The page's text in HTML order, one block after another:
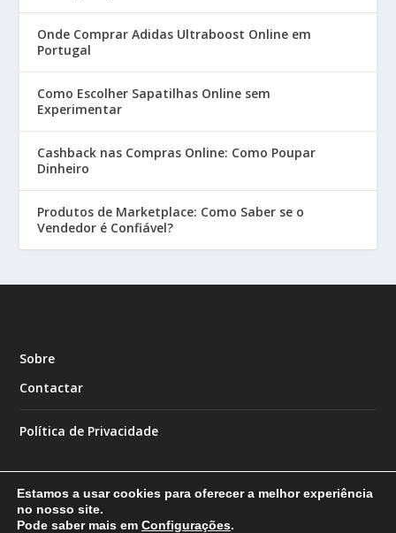
Onde Comprar Adidas Ultraboost Online em
Portugal
Como Escolher Sapatilhas Online sem
Experimentar
Cashback nas Compras Online: Como Poupar
Dinheiro
Produtos de Marketplace: Como Saber se o
Vendedor é Confiável?
Sobre
Contactar
Política de Privacidade
Estamos a usar cookies para oferecer a melhor experiência
no nosso site.
Pode saber mais em Configurações.